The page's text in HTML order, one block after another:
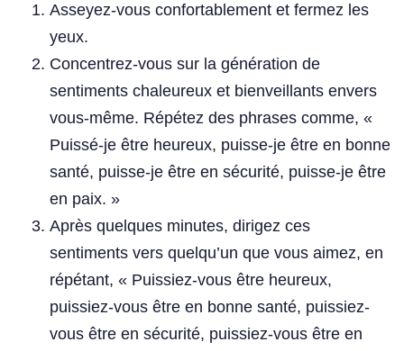
Asseyez-vous confortablement et fermez les
yeux.
Concentrez-vous sur la génération de
sentiments chaleureux et bienveillants envers
vous-même. Répétez des phrases comme, «
Puissé-je être heureux, puisse-je être en bonne
santé, puisse-je être en sécurité, puisse-je être
en paix. »
Après quelques minutes, dirigez ces
sentiments vers quelqu’un que vous aimez, en
répétant, « Puissiez-vous être heureux,
puissiez-vous être en bonne santé, puissiez-
vous être en sécurité, puissiez-vous être en